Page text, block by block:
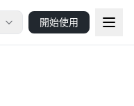
開始使用